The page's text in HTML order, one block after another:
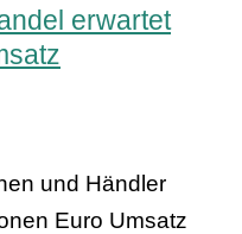
erwartet
und Händler
Euro Umsatz